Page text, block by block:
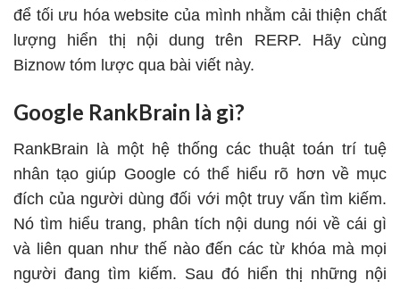
để tối ưu hóa website của mình nhằm cải thiện chất
lượng hiển thị nội dung trên RERP. Hãy cùng
Biznow tóm lược qua bài viết này.
Google RankBrain là gì?
RankBrain là một hệ thống các thuật toán trí tuệ
nhân tạo giúp Google có thể hiểu rõ hơn về mục
đích của người dùng đối với một truy vấn tìm kiếm.
Nó tìm hiểu trang, phân tích nội dung nói về cái gì
và liên quan như thế nào đến các từ khóa mà mọi
người đang tìm kiếm. Sau đó hiển thị những nội